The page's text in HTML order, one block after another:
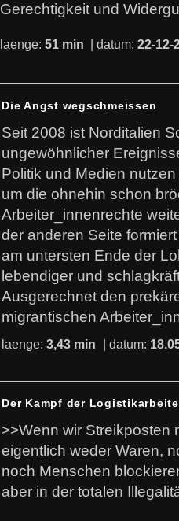
Gerechtigkeit und
laenge: 51 min | datum: 22-12-
Die Angst wegschmeissen
Seit 2008 ist Norditalien
ungewöhnlicher
Politik und Medien
um die ohnehin schon
Arbeiter_innenrechte
der anderen Seite
am untersten Ende der
lebendiger und
Ausgerechnet den
migrantischen
laenge: 3,43 min | datum:
Der Kampf der
>>Wenn wir Streikposten
eigentlich weder Waren,
noch Menschen
aber in der totalen